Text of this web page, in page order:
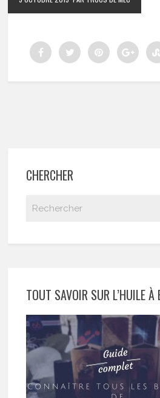
CHERCHER
TOUT SAVOIR SUR L’HUILE À